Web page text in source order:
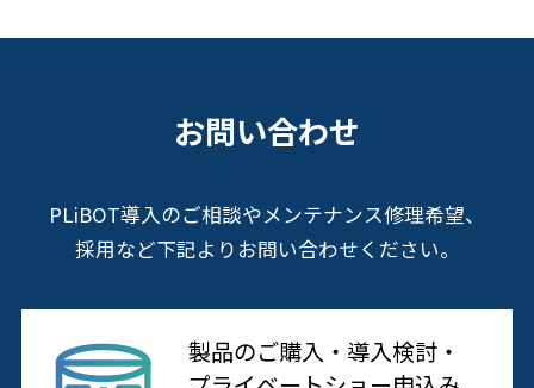
お問い合わせ
PLiBOT導入のご相談やメンテナンス修理希望、
採用など下記よりお問い合わせください。
製品のご購入・導入検討・